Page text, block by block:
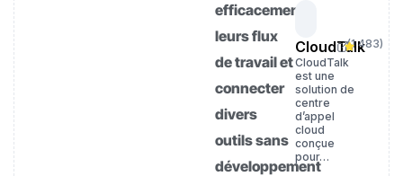
efficacement
leurs flux
de travail et
connecter
divers
outils sans
développement
CloudTalk
(1 483)
CloudTalk
est une
solution de
centre
d’appel
cloud
conçue
pour…